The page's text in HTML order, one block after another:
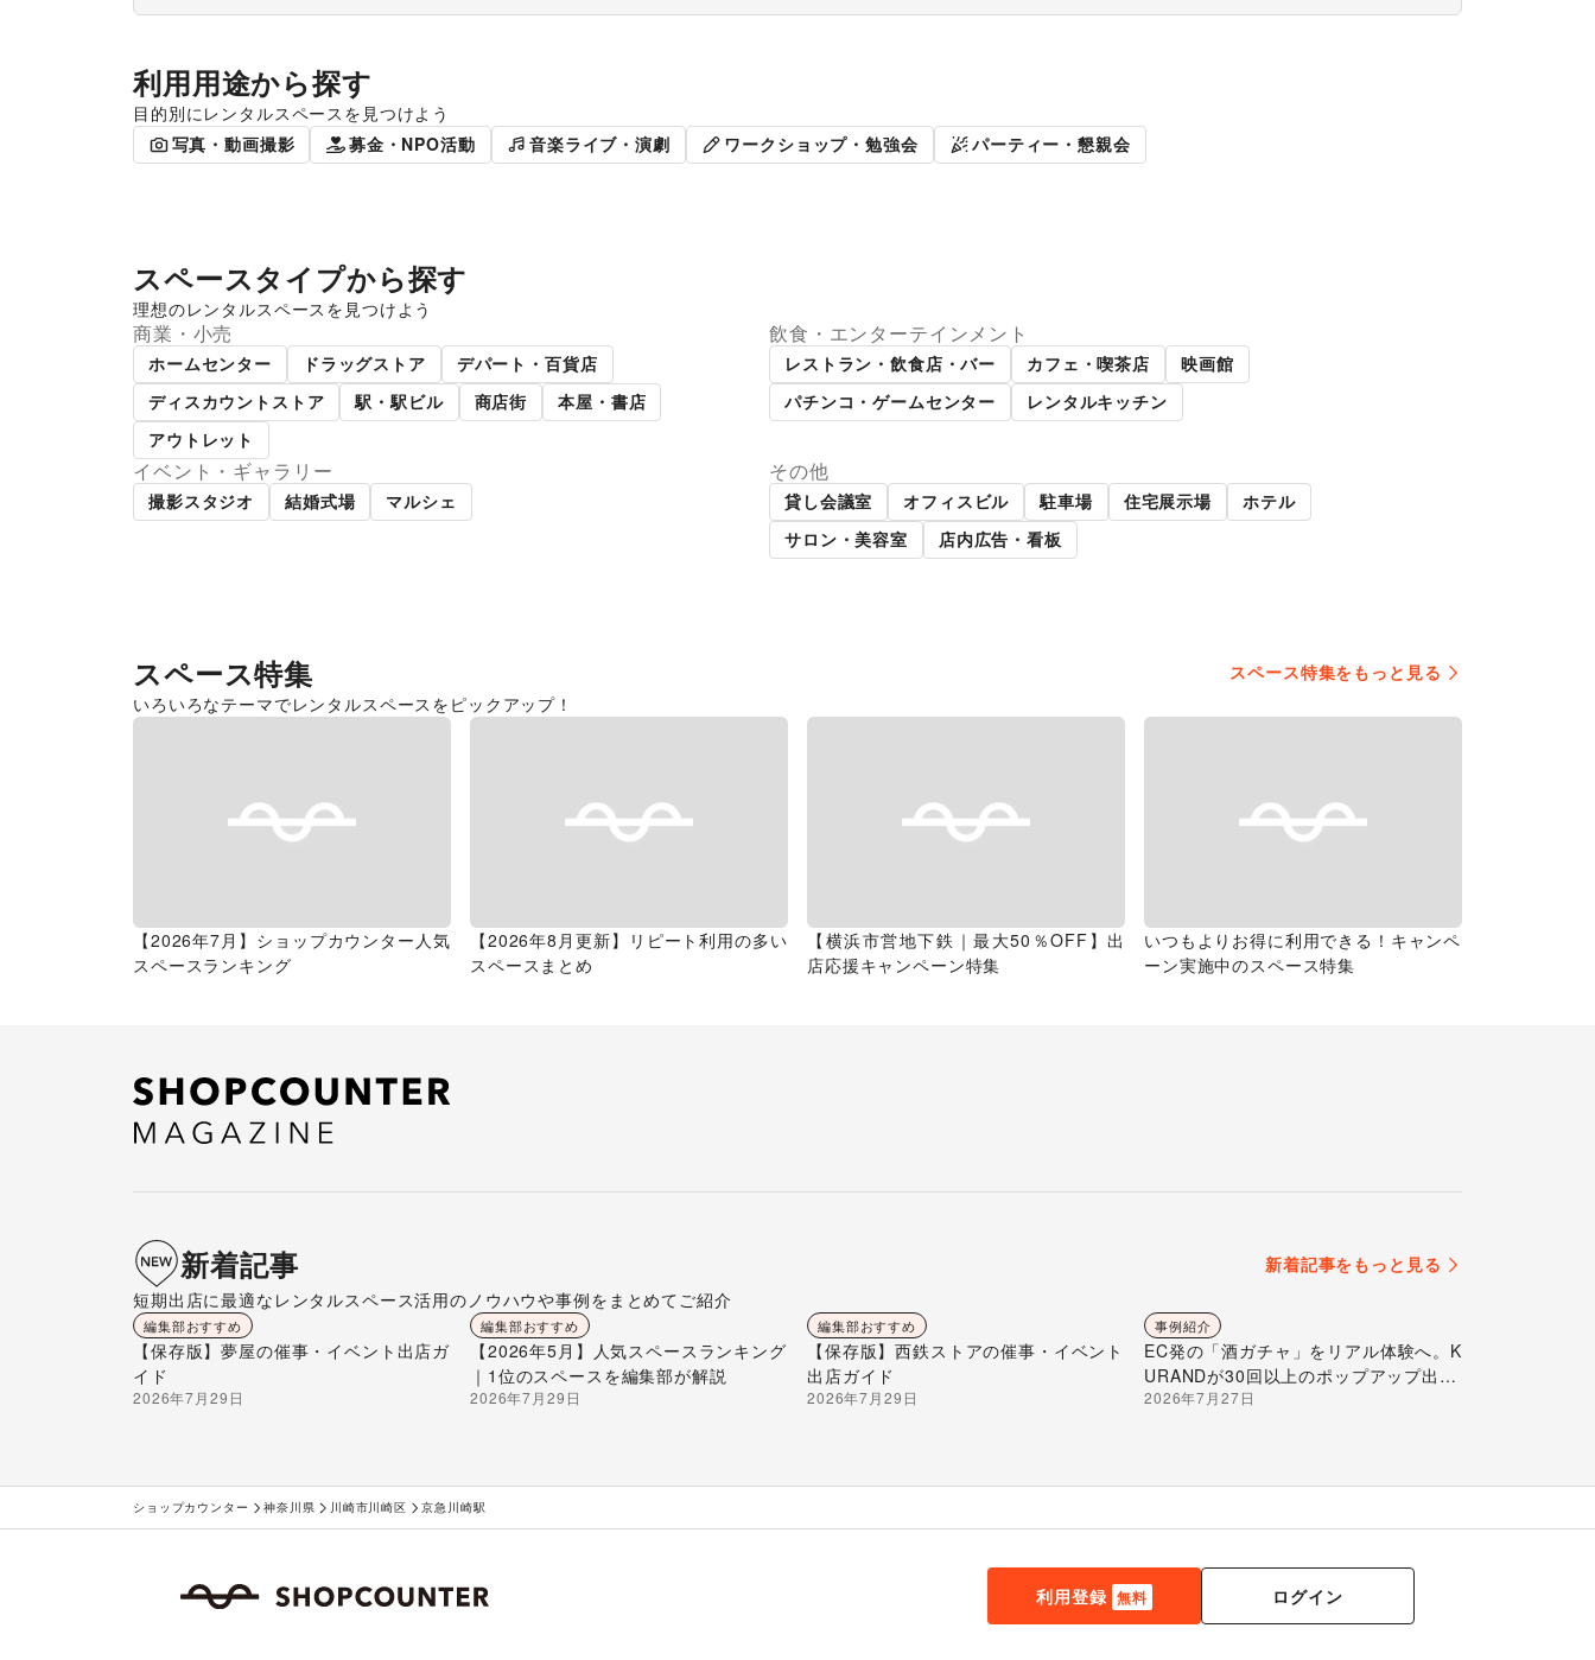
利用用途から探す
目的別にレンタルスペースを見つけよう
ポップアップストア 食品販売 販促イベント 展示会・個展
写真・動画撮影 募金・NPO活動 音楽ライブ・演劇 ワークショップ・勉強会 パーティー・懇親会
スペースタイプから探す
理想のレンタルスペースを見つけよう
ショッピングモール スーパーマーケット ギャラリー・貸し画廊 路面店舗
商業・小売
ホームセンター ドラッグストア
デパート・百貨店
ディスカウントストア
駅・駅ビル 商店街
本屋・書店
アウトレット
飲食・エンターテインメント
レストラン・飲食店・バー カフェ・喫茶店
映画館
パチンコ・ゲームセンター
レンタルキッチン
イベント・ギャラリー
撮影スタジオ 結婚式場 マルシェ
その他
貸し会議室 オフィスビル 駐車場 住宅展示場
ホテル
サロン・美容室
店内広告・看板
スペース特集
スペース特集をもっと見る
いろいろなテーマでレンタルスペースをピックアップ！
【2026年7月】ショップカウンター人気
スペースランキング
【2026年8月更新】リピート利用の多い
スペースまとめ
【横浜市営地下鉄｜最大50％OFF】出
店応援キャンペーン特集
いつもよりお得に利用できる！キャンペ
ーン実施中のスペース特集
新着記事
新着記事をもっと見る
短期出店に最適なレンタルスペース活用のノウハウや事例をまとめてご紹介
編集部おすすめ
【保存版】夢屋の催事・イベント出店ガ
イド
2026年7月29日
編集部おすすめ
【2026年5月】人気スペースランキング
｜1位のスペースを編集部が解説
2026年7月29日
編集部おすすめ
【保存版】西鉄ストアの催事・イベント
出店ガイド
2026年7月29日
事例紹介
EC発の「酒ガチャ」をリアル体験へ。K
URANDが30回以上のポップアップ出店
で届ける“新しいお酒との出会い”
2026年7月27日
ショップカウンター 神奈川県 川崎市川崎区 京急川崎駅
利用登録 無料 ログイン